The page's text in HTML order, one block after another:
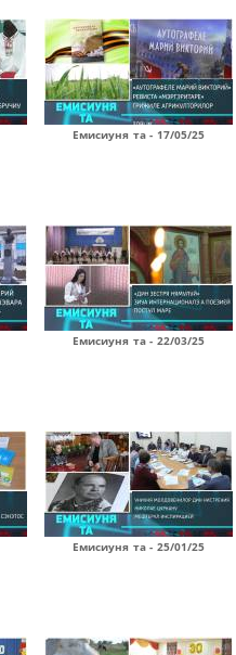
Емисиуня та - 17/05/25
Емисиуня та - 22/03/25
Емисиуня та - 25/01/25